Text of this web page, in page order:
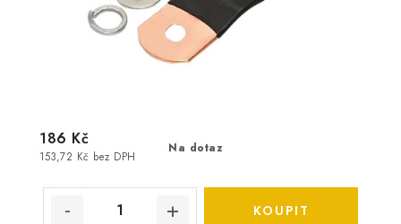
Na dotaz
153,72 Kč bez DPH
186 Kč